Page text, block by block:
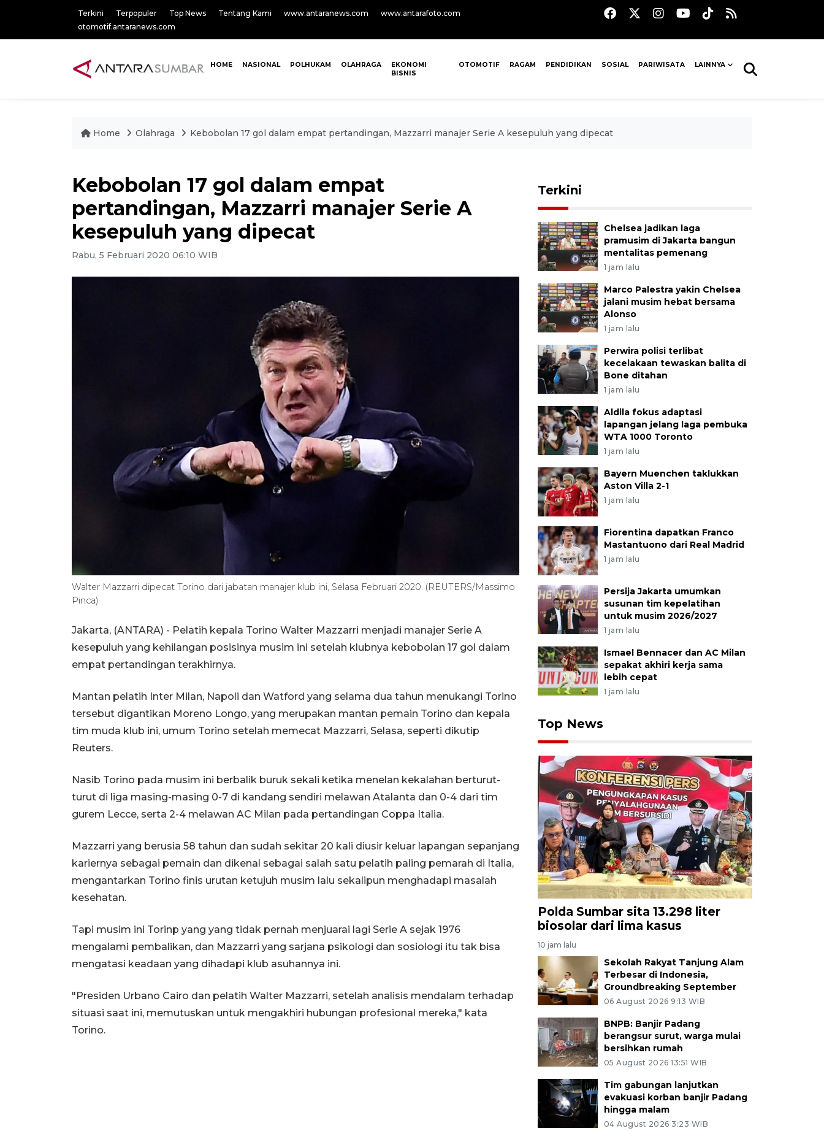
Terkini Terpopuler Top News Tentang Kami www.antaranews.com
www.antarafoto.com
otomotif.antaranews.com
HOME NASIONAL POLHUKAM OLAHRAGA
EKONOMI
BISNIS
OTOMOTIF RAGAM PENDIDIKAN SOSIAL PARIWISATA LAINNYA
Home Olahraga Kebobolan 17 gol dalam empat pertandingan, Mazzarri manajer Serie A kesepuluh yang dipecat
Kebobolan 17 gol dalam empat
pertandingan, Mazzarri manajer Serie A
kesepuluh yang dipecat
Rabu, 5 Februari 2020 06:10 WIB
Walter Mazzarri dipecat Torino dari jabatan manajer klub ini, Selasa Februari 2020. (REUTERS/Massimo
Pinca)
Jakarta, (ANTARA) - Pelatih kepala Torino Walter Mazzarri menjadi manajer Serie A
kesepuluh yang kehilangan posisinya musim ini setelah klubnya kebobolan 17 gol dalam
empat pertandingan terakhirnya.
Mantan pelatih Inter Milan, Napoli dan Watford yang selama dua tahun menukangi Torino
tersebut digantikan Moreno Longo, yang merupakan mantan pemain Torino dan kepala
tim muda klub ini, umum Torino setelah memecat Mazzarri, Selasa, seperti dikutip
Reuters.
Nasib Torino pada musim ini berbalik buruk sekali ketika menelan kekalahan berturut-
turut di liga masing-masing 0-7 di kandang sendiri melawan Atalanta dan 0-4 dari tim
gurem Lecce, serta 2-4 melawan AC Milan pada pertandingan Coppa Italia.
Mazzarri yang berusia 58 tahun dan sudah sekitar 20 kali diusir keluar lapangan sepanjang
kariernya sebagai pemain dan dikenal sebagai salah satu pelatih paling pemarah di Italia,
mengantarkan Torino finis urutan ketujuh musim lalu sekalipun menghadapi masalah
kesehatan.
Tapi musim ini Torinp yang yang tidak pernah menjuarai lagi Serie A sejak 1976
mengalami pembalikan, dan Mazzarri yang sarjana psikologi dan sosiologi itu tak bisa
mengatasi keadaan yang dihadapi klub asuhannya ini.
"Presiden Urbano Cairo dan pelatih Walter Mazzarri, setelah analisis mendalam terhadap
situasi saat ini, memutuskan untuk mengakhiri hubungan profesional mereka," kata
Torino.
Terkini
Chelsea jadikan laga
pramusim di Jakarta bangun
mentalitas pemenang
1 jam lalu
Marco Palestra yakin Chelsea
jalani musim hebat bersama
Alonso
1 jam lalu
Perwira polisi terlibat
kecelakaan tewaskan balita di
Bone ditahan
1 jam lalu
Aldila fokus adaptasi
lapangan jelang laga pembuka
WTA 1000 Toronto
1 jam lalu
Bayern Muenchen taklukkan
Aston Villa 2-1
1 jam lalu
Fiorentina dapatkan Franco
Mastantuono dari Real Madrid
1 jam lalu
Persija Jakarta umumkan
susunan tim kepelatihan
untuk musim 2026/2027
1 jam lalu
Ismael Bennacer dan AC Milan
sepakat akhiri kerja sama
lebih cepat
1 jam lalu
Top News
Polda Sumbar sita 13.298 liter
biosolar dari lima kasus
10 jam lalu
Sekolah Rakyat Tanjung Alam
Terbesar di Indonesia,
Groundbreaking September
06 August 2026 9:13 WIB
BNPB: Banjir Padang
berangsur surut, warga mulai
bersihkan rumah
05 August 2026 13:51 WIB
Tim gabungan lanjutkan
evakuasi korban banjir Padang
hingga malam
04 August 2026 3:23 WIB